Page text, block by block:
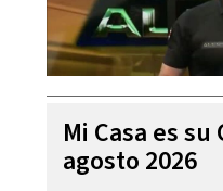
Mi Casa es su
agosto 2026